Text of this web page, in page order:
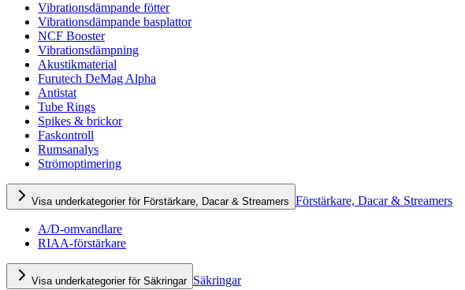
Vibrationsdämpande fötter
Vibrationsdämpande basplattor
NCF Booster
Vibrationsdämpning
Akustikmaterial
Furutech DeMag Alpha
Antistat
Tube Rings
Spikes & brickor
Faskontroll
Rumsanalys
Strömoptimering
Visa underkategorier för Förstärkare, Dacar & Streamers Förstärkare, Dacar & Streamers
A/D-omvandlare
RIAA-förstärkare
Visa underkategorier för Säkringar Säkringar